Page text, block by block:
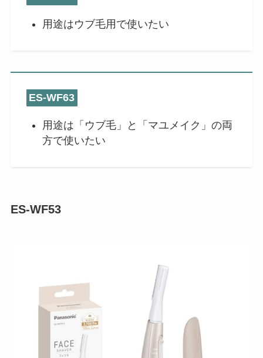
用途はウブ毛用で使いたい
ES-WF63
用途は「ウブ毛」と「マユメイク」の両
方で使いたい
ES-WF53